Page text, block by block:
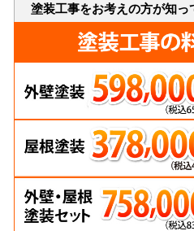
塗装工事をお考えの方が知っ